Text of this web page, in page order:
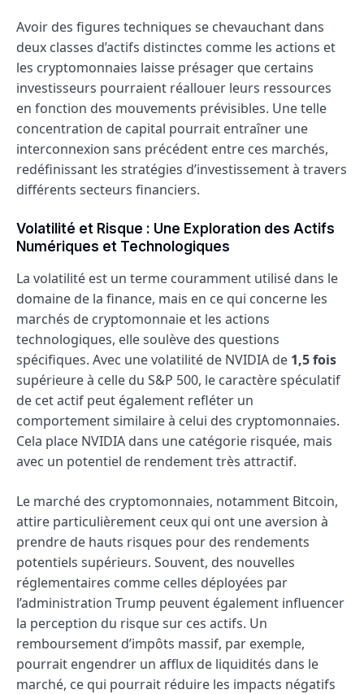
Avoir des figures techniques se chevauchant dans
deux classes d’actifs distinctes comme les actions et
les cryptomonnaies laisse présager que certains
investisseurs pourraient réallouer leurs ressources
en fonction des mouvements prévisibles. Une telle
concentration de capital pourrait entraîner une
interconnexion sans précédent entre ces marchés,
redéfinissant les stratégies d’investissement à travers
différents secteurs financiers.
Volatilité et Risque : Une Exploration des Actifs
Numériques et Technologiques
La volatilité est un terme couramment utilisé dans le
domaine de la finance, mais en ce qui concerne les
marchés de cryptomonnaie et les actions
technologiques, elle soulève des questions
spécifiques. Avec une volatilité de NVIDIA de 1,5 fois
supérieure à celle du S&P 500, le caractère spéculatif
de cet actif peut également refléter un
comportement similaire à celui des cryptomonnaies.
Cela place NVIDIA dans une catégorie risquée, mais
avec un potentiel de rendement très attractif.
Le marché des cryptomonnaies, notamment Bitcoin,
attire particulièrement ceux qui ont une aversion à
prendre de hauts risques pour des rendements
potentiels supérieurs. Souvent, des nouvelles
réglementaires comme celles déployées par
l’administration Trump peuvent également influencer
la perception du risque sur ces actifs. Un
remboursement d’impôts massif, par exemple,
pourrait engendrer un afflux de liquidités dans le
marché, ce qui pourrait réduire les impacts négatifs